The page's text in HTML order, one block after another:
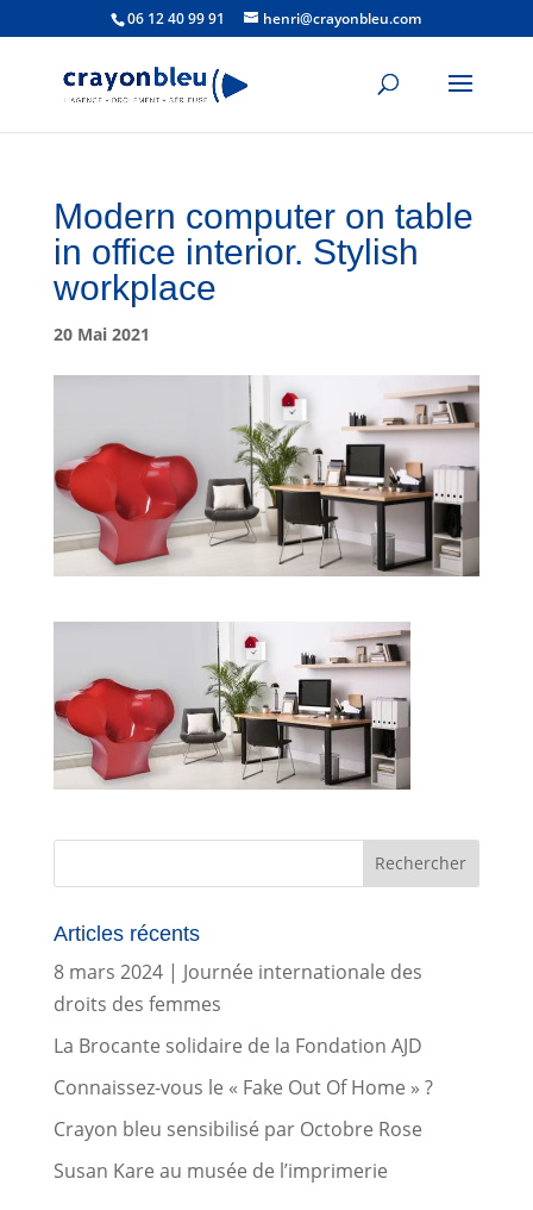
06 12 40 99 91 henri@crayonbleu.com
Modern computer on table
in office interior. Stylish
workplace
20 Mai 2021
Articles récents
8 mars 2024 | Journée internationale des
droits des femmes
La Brocante solidaire de la Fondation AJD
Connaissez-vous le « Fake Out Of Home » ?
Crayon bleu sensibilisé par Octobre Rose
Susan Kare au musée de l’imprimerie